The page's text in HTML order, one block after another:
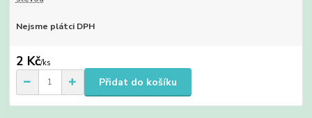
Nejsme plátci DPH
2 Kč/ks
Přidat do košíku